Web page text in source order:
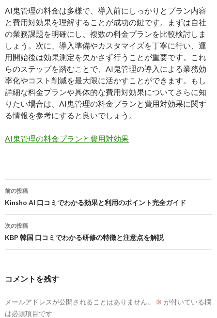
AI鬼管理の料金は多様で、導入前にしっかりとプラン内容
と費用対効果を理解することが成功の鍵です。まずは自社
の業務課題を明確にし、複数の料金プランを比較検討しま
しょう。次に、導入準備やカスタマイズを丁寧に行い、運
用開始後は効果測定を欠かさず行うことが重要です。これ
らのステップを踏むことで、AI鬼管理の導入による業務効
率化やコスト削減を最大限に活かすことができます。もし
詳細な料金プランや具体的な費用対効果についてさらに知
りたい場合は、AI鬼管理の料金プランと費用対効果に関す
る情報を参考にすると良いでしょう。
AI鬼管理の料金プランと費用対効果
投
稿
ナ
ビ
ゲ
ョ
前の投稿
Kinsho AI 口コミでわかる効果と利用のポイント完全ガイド
次の投稿
KBP 韓国 口コミでわかる研修の特徴と注意点を解説
コメントを残す
メールアドレスが公開されることはありません。 ※ が付いている欄
は必須項目です